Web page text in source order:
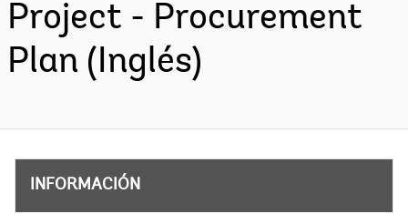
Project - Procurement
Plan (Inglés)
INFORMACIÓN